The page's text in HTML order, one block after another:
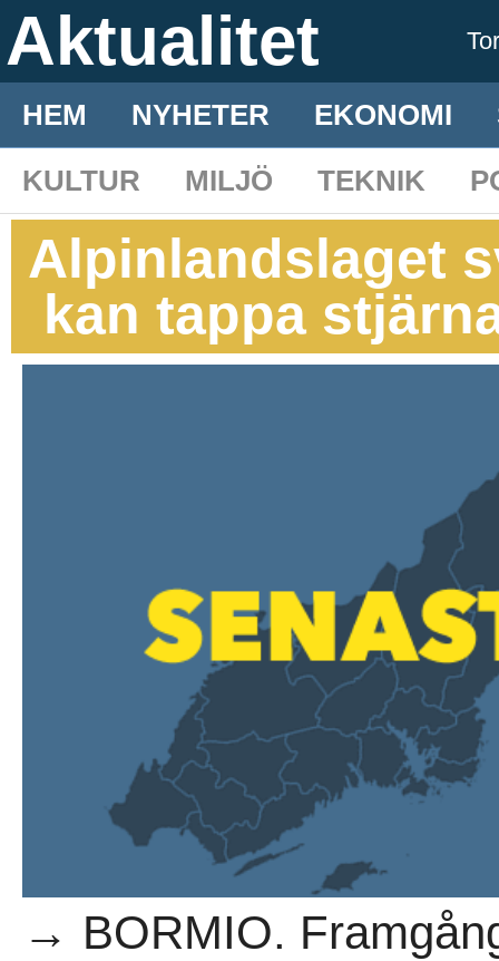
Aktualitet
HEM NYHETER EKONOMI
KULTUR
MILJÖ TEKNIK
Alpinlandslaget
kan tappa
→ BORMIO.